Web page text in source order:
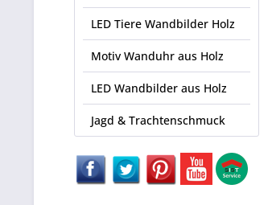
LED Tiere Wandbilder Holz
Motiv Wanduhr aus Holz
LED Wandbilder aus Holz
Jagd & Trachtenschmuck